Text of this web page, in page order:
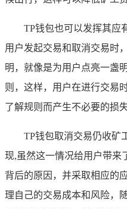
TP钱包也可以发挥其应
用户发起交易和取消交易时
明，就像是为用户点亮一盏
则，这样，用户在进行交易
了解规则而产生不必要的损失
TP钱包取消交易仍收矿
现,虽然这一情况给用户带来
背后的原因，并采取相应的
理自己的交易成本和风险，